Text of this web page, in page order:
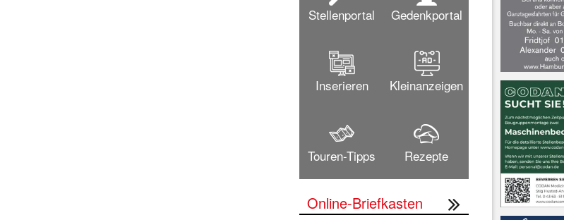
Stellenportal Gedenkportal
Inserieren Kleinanzeigen
Touren-Tipps Rezepte
Online-Briefkasten